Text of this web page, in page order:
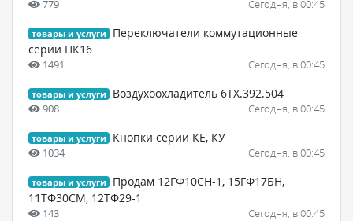
779 Сегодня, в 00:45
товары и услуги
Переключатели коммутационные
серии ПК16
1491 Сегодня, в 00:45
товары и услуги Воздухоохладитель 6ТХ.392.504
908 Сегодня, в 00:45
товары и услуги Кнопки серии КЕ, КУ
1034 Сегодня, в 00:45
товары и услуги
Продам 12ГФ10СН-1, 15ГФ17БН,
11ТФ30СМ, 12ТФ29-1
143 Сегодня, в 00:45